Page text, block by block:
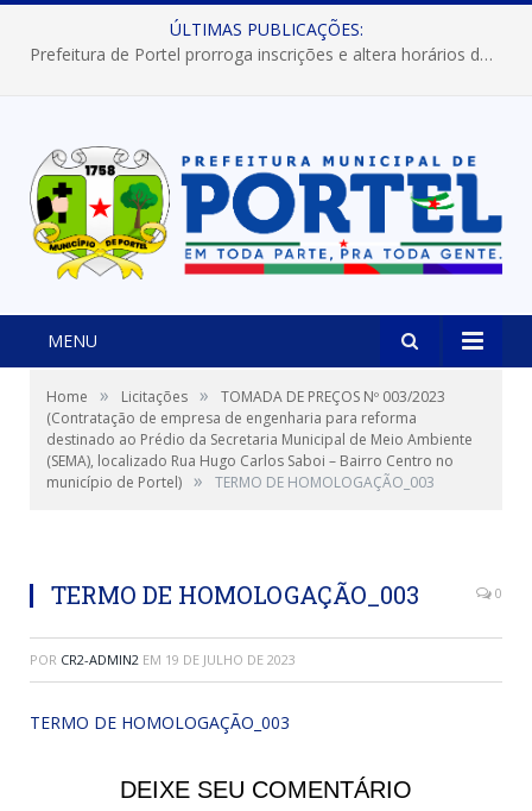
ÚLTIMAS PUBLICAÇÕES:
Prefeitura de Portel prorroga inscrições e altera horários dos concursos “Musa” e “Miss Mix Verão 2026”
MENU
Home » Licitações »
TOMADA DE PREÇOS Nº 003/2023
(Contratação de empresa de engenharia para reforma
destinado ao Prédio da Secretaria Municipal de Meio Ambiente
(SEMA), localizado Rua Hugo Carlos Saboi – Bairro Centro no
município de Portel) » TERMO DE HOMOLOGAÇÃO_003
TERMO DE HOMOLOGAÇÃO_003 0
POR CR2-ADMIN2 EM 19 DE JULHO DE 2023
TERMO DE HOMOLOGAÇÃO_003
DEIXE SEU COMENTÁRIO